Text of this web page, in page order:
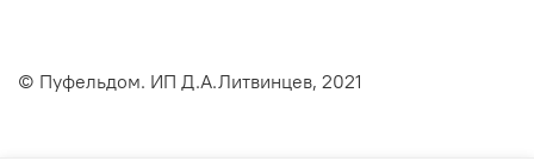
© Пуфельдом. ИП Д.А.Литвинцев, 2021